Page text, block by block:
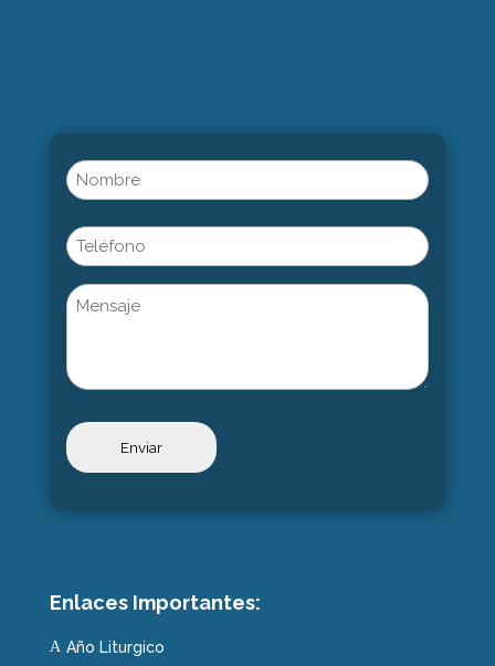
Name
(Obligatorio)
Phone
Untitled
Enlaces Importantes:
A Año Liturgico